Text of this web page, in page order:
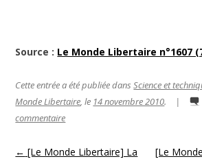
Source : Le Monde Libertaire n°1607
Cette entrée a été publiée dansScience et
Monde Libertaire, le 14 novembre 2010. |
commentaire
Navigation des articles
← [Le Monde Libertaire] La
[Le